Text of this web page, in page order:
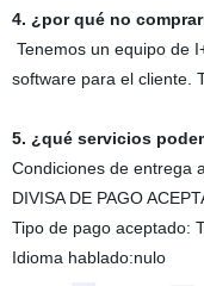
4. ¿por qué no
Tenemos un equipo de
software para el cliente.
5. ¿qué servicios
Condiciones de entrega
DIVISA DE PAGO
Tipo de pago aceptado:
Idioma hablado:nulo